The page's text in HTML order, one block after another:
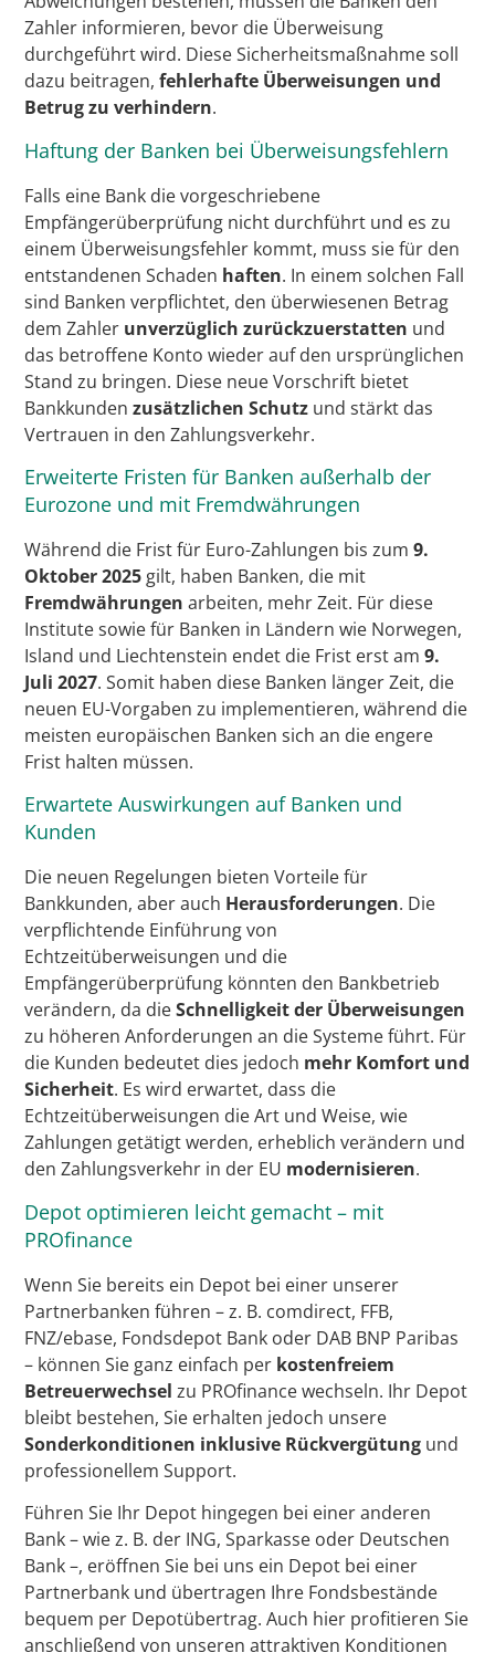
Zahler informieren, bevor die Überweisung
durchgeführt wird. Diese Sicherheitsmaßnahme soll
dazu beitragen,fehlerhafte Überweisungen und
Betrug zu verhindern.
Haftung der Banken bei Überweisungsfehlern
Falls eine Bank die vorgeschriebene
Empfängerüberprüfung nicht durchführt und es zu
einem Überweisungsfehler kommt, muss sie für den
entstandenen Schaden haften. In einem solchen Fall
sind Banken verpflichtet, den überwiesenen Betrag
dem Zahler unverzüglich zurückzuerstatten und
das betroffene Konto wieder auf den ursprünglichen
Stand zu bringen. Diese neue Vorschrift bietet
Bankkundenzusätzlichen Schutz und stärkt das
Vertrauen in den Zahlungsverkehr.
Erweiterte Fristen für Banken außerhalb der
Eurozone und mit Fremdwährungen
Während die Frist für Euro-Zahlungen bis zum9.
Oktober 2025 gilt, haben Banken, die mit
Fremdwährungen arbeiten, mehr Zeit. Für diese
Institute sowie für Banken in Ländern wie Norwegen,
Island und Liechtenstein endet die Frist erst am9.
Juli 2027. Somit haben diese Banken länger Zeit, die
neuen EU-Vorgaben zu implementieren, während die
meisten europäischen Banken sich an die engere
Frist halten müssen.
Erwartete Auswirkungen auf Banken und
Kunden
Die neuen Regelungen bieten Vorteile für
Bankkunden, aber auch Herausforderungen. Die
verpflichtende Einführung von
Echtzeitüberweisungen und die
Empfängerüberprüfung könnten den Bankbetrieb
verändern, da dieSchnelligkeit der Überweisungen
zu höheren Anforderungen an die Systeme führt. Für
die Kunden bedeutet dies jedoch mehr Komfort und
Sicherheit. Es wird erwartet, dass die
Echtzeitüberweisungen die Art und Weise, wie
Zahlungen getätigt werden, erheblich verändern und
den Zahlungsverkehr in der EU modernisieren.
Depot optimieren leicht gemacht – mit
PROfinance
Wenn Sie bereits ein Depot bei einer unserer
Partnerbanken führen – z. B. comdirect, FFB,
FNZ/ebase, Fondsdepot Bank oder DAB BNP Paribas
– können Sie ganz einfach per kostenfreiem
Betreuerwechsel zu PROfinance wechseln. Ihr Depot
bleibt bestehen, Sie erhalten jedoch unsere
Sonderkonditionen inklusive Rückvergütung und
professionellem Support.
Führen Sie Ihr Depot hingegen bei einer anderen
Bank – wie z. B. der ING, Sparkasse oder Deutschen
Bank –, eröffnen Sie bei uns ein Depot bei einer
Partnerbank und übertragen Ihre Fondsbestände
bequem per Depotübertrag. Auch hier profitieren Sie
anschließend von unseren attraktiven Konditionen